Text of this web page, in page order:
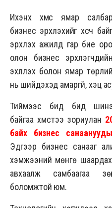
Ихэнх хүмүүс ямар
бизнес эрхлэхийг хүсч
эрхлэх ажилд гар бие
олон бизнес
эхлүүлэх болон ямар
нь шийдэхэд амаргүй, хэцүү
Тиймээс бид бид
байгаа хүмүүстээ зориулан
байх бизнес
Эдгээр бизнес санааг
хэмжээний мөнгө
авхаалж самбаагаа
боломжтой юм.